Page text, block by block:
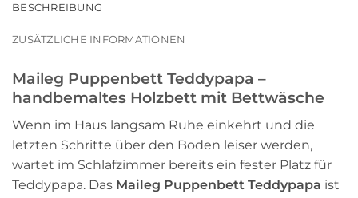
BESCHREIBUNG
ZUSÄTZLICHE INFORMATIONEN
Maileg Puppenbett Teddypapa –
handbemaltes Holzbett mit Bettwäsche
Wenn im Haus langsam Ruhe einkehrt und die
letzten Schritte über den Boden leiser werden,
wartet im Schlafzimmer bereits ein fester Platz für
Teddypapa. Das Maileg Puppenbett Teddypapa ist